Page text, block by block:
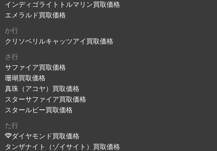
インディゴライトトルマリン買取価格
エメラルド買取価格
か行
クリソベリルキャッツアイ買取価格
さ行
サファイア買取価格
珊瑚買取価格
真珠（アコヤ）買取価格
スターサファイア買取価格
スタールビー買取価格
た行
ダイヤモンド買取価格
タンザナイト（ゾイサイト）買取価格